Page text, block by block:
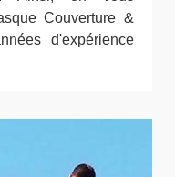
Couverture &
d'expérience